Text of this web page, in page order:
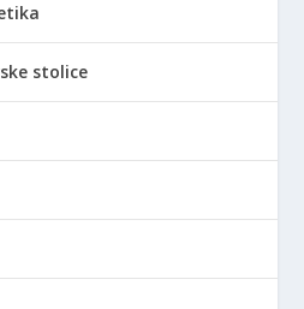
stolice